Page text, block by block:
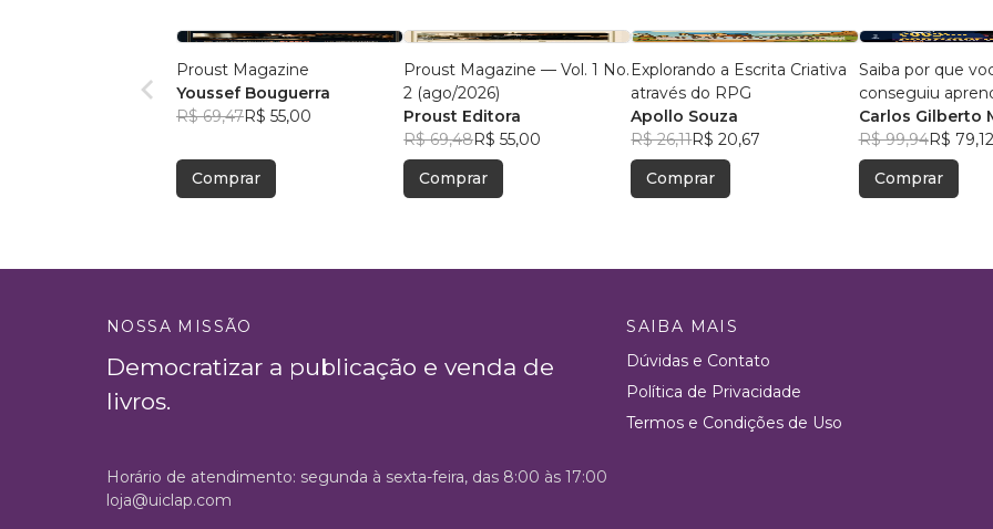
Proust Magazine
Youssef Bouguerra
R$ 69,47R$ 55,00
Comprar
Proust Magazine — Vol. 1 No.
2 (ago/2026)
Proust Editora
R$ 69,48R$ 55,00
Comprar
Explorando a Escrita Criativa
através do RPG
Apollo Souza
R$ 26,11R$ 20,67
Comprar
Saiba por que
conseguiu
português
Carlos Gilberto
Rodrigues
Ferrari
R$ 99,94R$ 79,12
Comprar
NOSSA MISSÃO
Democratizar a publicação e venda de
livros.
SAIBA MAIS
Dúvidas e Contato
Política de Privacidade
Termos e Condições de Uso
Horário de atendimento: segunda à sexta-feira, das 8:00 às 17:00
loja@uiclap.com